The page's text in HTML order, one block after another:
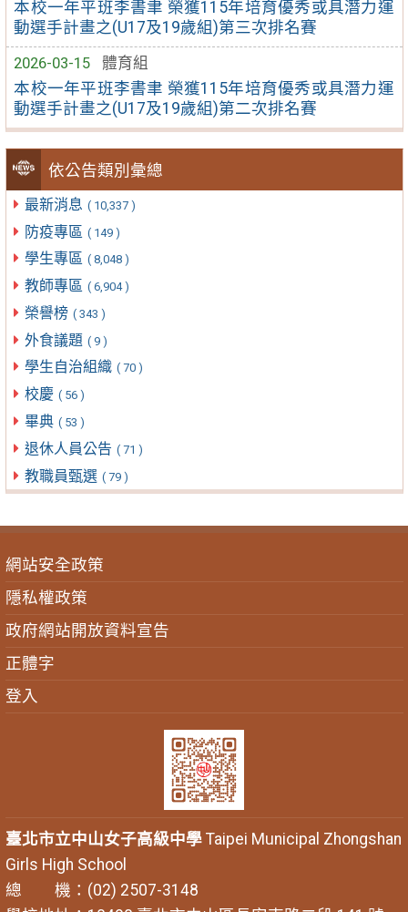
本校一年平班李書聿 榮獲115年培育優秀或具潛力運
動選手計畫之(U17及19歲組)第三次排名賽
2026-03-15
體育組
本校一年平班李書聿 榮獲115年培育優秀或具潛力運
動選手計畫之(U17及19歲組)第二次排名賽
依公告類別彙總
最新消息 ( 10,337 )
防疫專區 ( 149 )
學生專區 ( 8,048 )
教師專區 ( 6,904 )
榮譽榜 ( 343 )
外食議題 ( 9 )
學生自治組織 ( 70 )
校慶 ( 56 )
畢典 ( 53 )
退休人員公告 ( 71 )
教職員甄選 ( 79 )
網站安全政策
隱私權政策
政府網站開放資料宣告
正體字
登入
臺北市立中山女子高級中學Taipei Municipal Zhongshan
Girls High School
總 機：(02) 2507-3148